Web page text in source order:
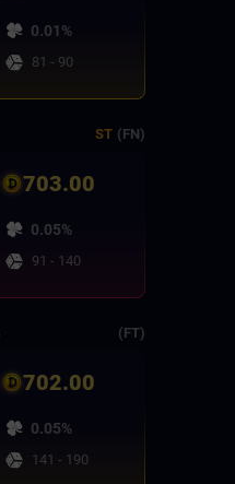
0.01%
81 - 90
ST (FN)
703.00
0.05%
91 - 140
(FT)
702.00
0.05%
141 - 190